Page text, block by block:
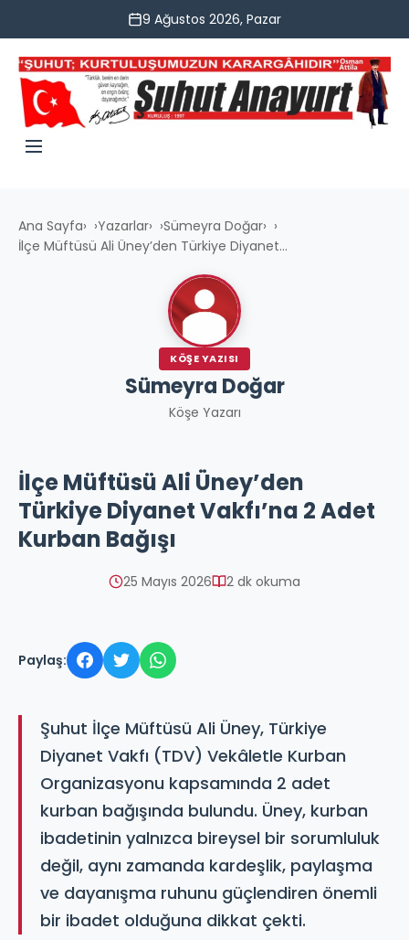
9 Ağustos 2026, Pazar
Ana Sayfa› Yazarlar› Sümeyra Doğar›
İlçe Müftüsü Ali Üney’den Türkiye Diyanet...
KÖŞE YAZISI
Sümeyra Doğar
Köşe Yazarı
İlçe Müftüsü Ali Üney’den
Türkiye Diyanet Vakfı’na 2 Adet
Kurban Bağışı
25 Mayıs 2026 2 dk okuma
Paylaş:
Şuhut İlçe Müftüsü Ali Üney, Türkiye
Diyanet Vakfı (TDV) Vekâletle Kurban
Organizasyonu kapsamında 2 adet
kurban bağışında bulundu. Üney, kurban
ibadetinin yalnızca bireysel bir sorumluluk
değil, aynı zamanda kardeşlik, paylaşma
ve dayanışma ruhunu güçlendiren önemli
bir ibadet olduğuna dikkat çekti.